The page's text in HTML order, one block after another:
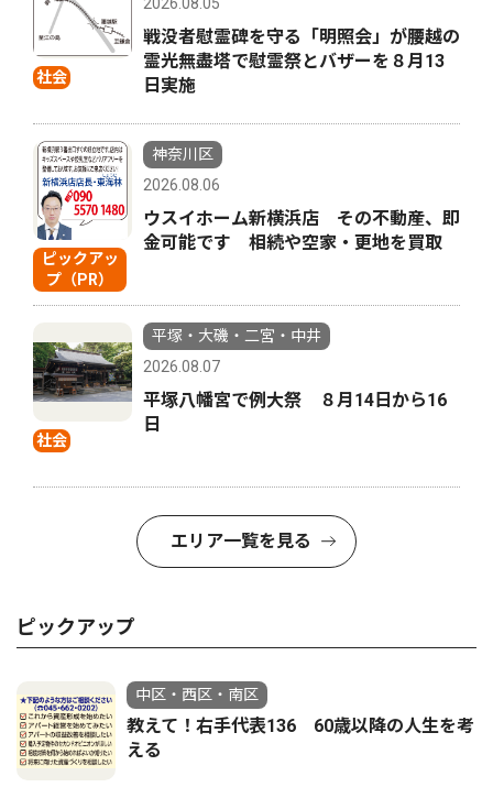
社会
戦没者慰霊碑を守る「明照会」が腰越の
霊光無盡塔で慰霊祭とバザーを８月13
日実施
ピックアッ
プ（PR）
神奈川区
2026.08.06
ウスイホーム新横浜店 その不動産、即
金可能です 相続や空家・更地を買取
社会
平塚・大磯・二宮・中井
2026.08.07
平塚八幡宮で例大祭 ８月14日から16
日
エリア一覧を見る
ピックアップ
中区・西区・南区
教えて！右手代表136 60歳以降の人生を考
える